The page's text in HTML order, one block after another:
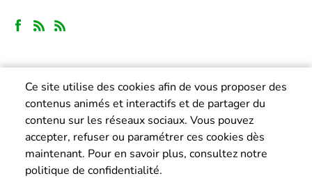
Ce site utilise des cookies afin de vous proposer des
contenus animés et interactifs et de partager du
contenu sur les réseaux sociaux. Vous pouvez
accepter, refuser ou paramétrer ces cookies dès
maintenant. Pour en savoir plus, consultez notre
politique de confidentialité.